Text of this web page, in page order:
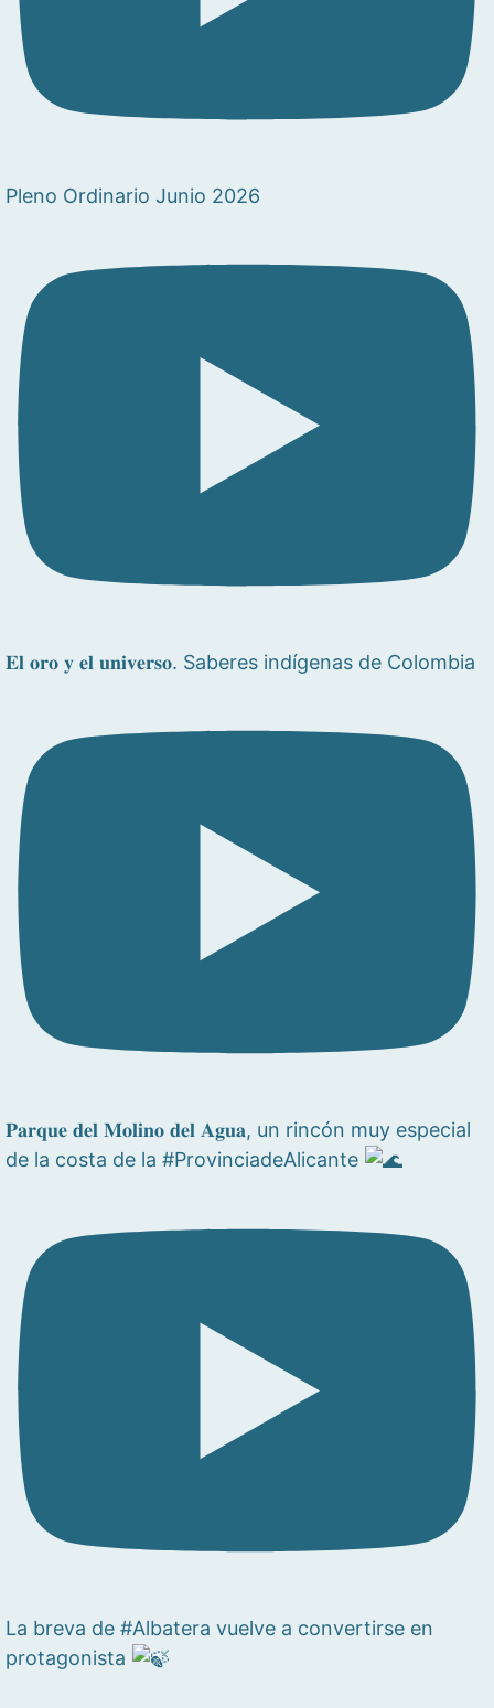
Pleno Ordinario Junio 2026
𝐄𝐥 𝐨𝐫𝐨 𝐲 𝐞𝐥 𝐮𝐧𝐢𝐯𝐞𝐫𝐬𝐨. Saberes indígenas de Colombia
𝐏𝐚𝐫𝐪𝐮𝐞 𝐝𝐞𝐥 𝐌𝐨𝐥𝐢𝐧𝐨 𝐝𝐞𝐥 𝐀𝐠𝐮𝐚, un rincón muy especial
de la costa de la #ProvinciadeAlicante
La breva de #Albatera vuelve a convertirse en
protagonista